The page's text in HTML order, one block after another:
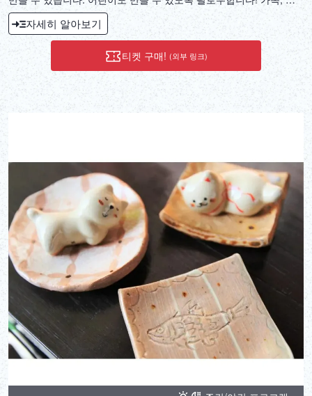
녀와 함께 추억 만들기에 오십시오 ♪
자세히 알아보기
티켓 구매! (외부 링크)